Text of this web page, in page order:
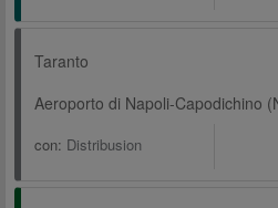
Taranto
Aeroporto di Napoli-Capodichino
con: Distribusion